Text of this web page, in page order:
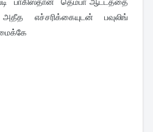
எச்சரிக்கையுடன் பவுலிங்